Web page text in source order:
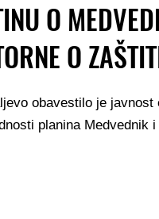
O
O
obavestilo je
planina Medvednik